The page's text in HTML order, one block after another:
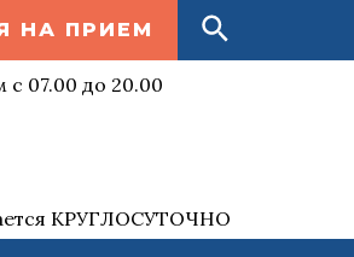
НА ПРИЕМ Поиск
07.00 до 20.00
КРУГЛОСУТОЧНО